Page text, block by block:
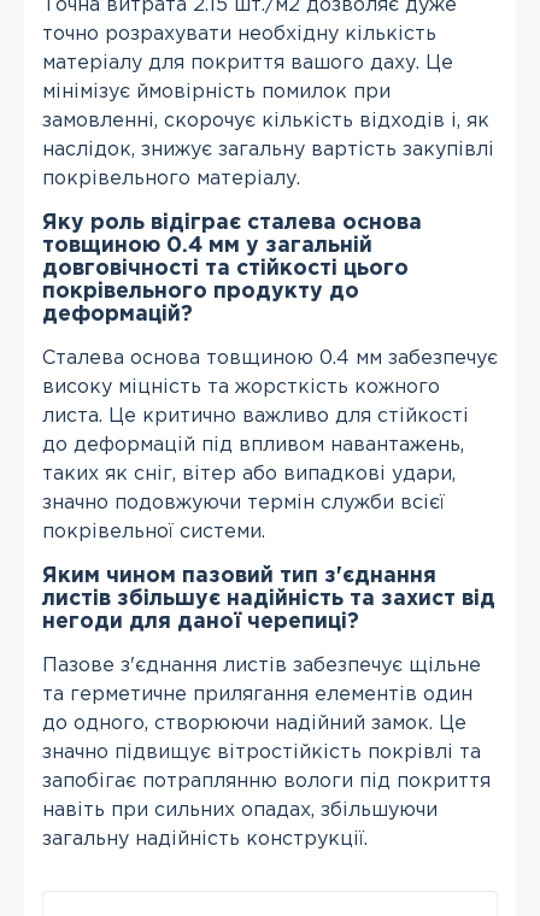
Точна витрата 2.15 шт./м2 дозволяє дуже
точно розрахувати необхідну кількість
матеріалу для покриття вашого даху. Це
мінімізує ймовірність помилок при
замовленні, скорочує кількість відходів і, як
наслідок, знижує загальну вартість закупівлі
покрівельного матеріалу.
Яку роль відіграє сталева основа
товщиною 0.4 мм у загальній
довговічності та стійкості цього
покрівельного продукту до
деформацій?
Сталева основа товщиною 0.4 мм забезпечує
високу міцність та жорсткість кожного
листа. Це критично важливо для стійкості
до деформацій під впливом навантажень,
таких як сніг, вітер або випадкові удари,
значно подовжуючи термін служби всієї
покрівельної системи.
Яким чином пазовий тип з'єднання
листів збільшує надійність та захист від
негоди для даної черепиці?
Пазове з'єднання листів забезпечує щільне
та герметичне прилягання елементів один
до одного, створюючи надійний замок. Це
значно підвищує вітростійкість покрівлі та
запобігає потраплянню вологи під покриття
навіть при сильних опадах, збільшуючи
загальну надійність конструкції.